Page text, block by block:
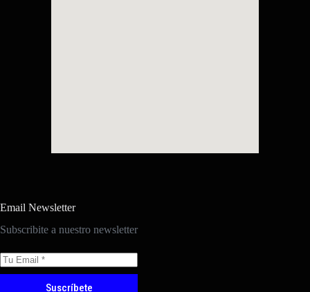
Email Newsletter
Subscribite a nuestro newsletter
Suscríbete